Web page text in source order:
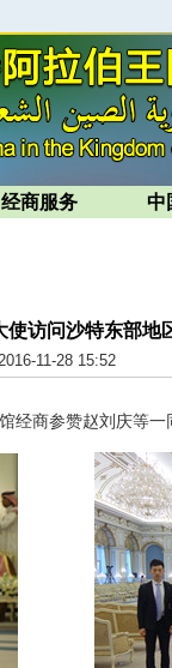
经商服务 中
使访问沙特东部地
11-28 15:52
商参赞赵刘庆等一